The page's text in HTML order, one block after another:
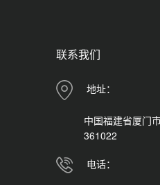
联系我们
地址：
中国福建省厦门
361022
电话：